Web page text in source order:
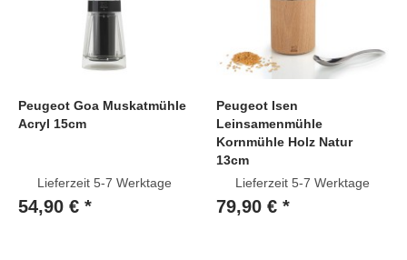
Peugeot Goa Muskatmühle
Acryl 15cm
Lieferzeit 5-7 Werktage
54,90 € *
Peugeot Isen
Leinsamenmühle
Kornmühle Holz Natur
13cm
Lieferzeit 5-7 Werktage
79,90 € *